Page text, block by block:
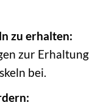
zu erhalten:
zur Erhaltung
bei.